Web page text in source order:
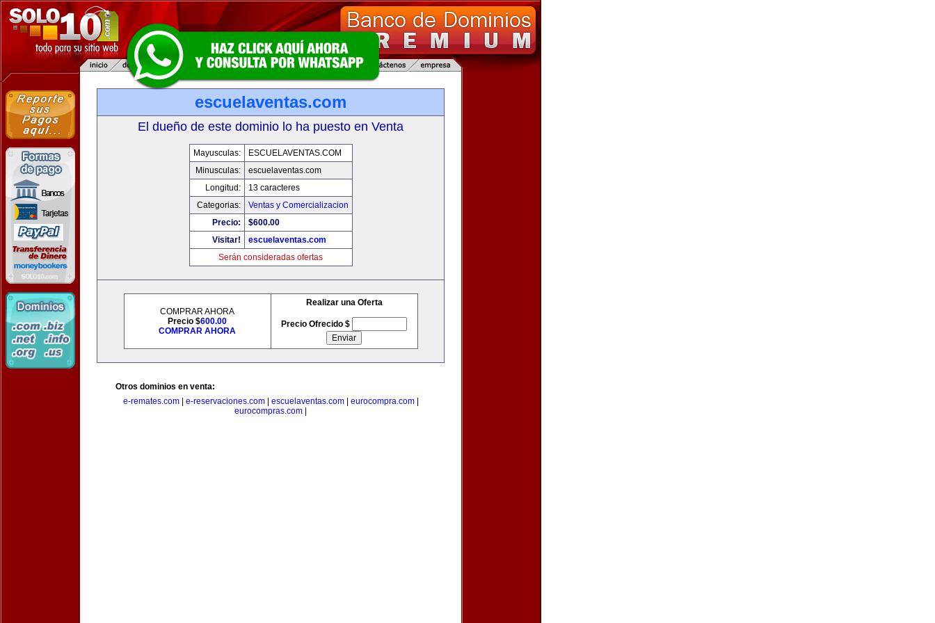
escuelaventas.com
El dueño de este dominio lo ha puesto en Venta
Mayusculas:
ESCUELAVENTAS.COM
Minusculas:
escuelaventas.com
Longitud:
13 caracteres
Categorias:
Ventas y Comercializacion
Precio:
$600.00
Visitar!
escuelaventas.com
Serán consideradas ofertas
COMPRAR AHORA
Precio $600.00
COMPRAR AHORA
Realizar una Oferta
Precio Ofrecido $
Otros dominios en venta:
e-remates.com| e-reservaciones.com| escuelaventas.com| eurocompra.com|
eurocompras.com